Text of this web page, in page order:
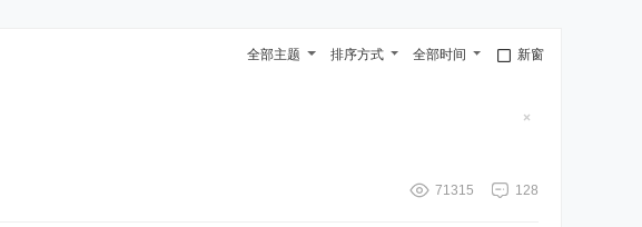
新窗
全部时间
排序方式
全部主题
帖
128
71315